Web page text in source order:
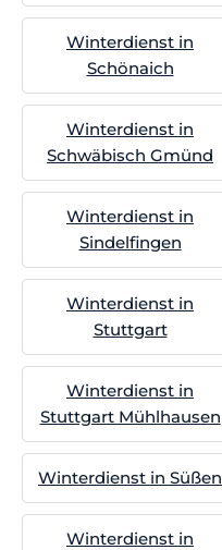
Winterdienst in
Schönaich
Winterdienst in
Schwäbisch Gmünd
Winterdienst in
Sindelfingen
Winterdienst in
Stuttgart
Winterdienst in
Stuttgart Mühlhausen
Winterdienst in Süßen
Winterdienst in